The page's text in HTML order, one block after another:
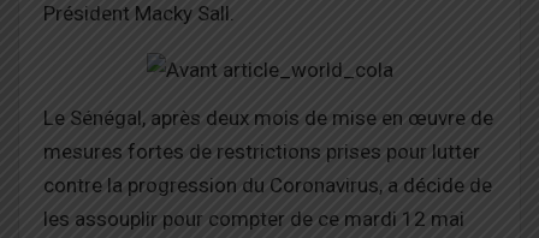
Président Macky Sall.
Le Sénégal, après deux mois de mise en œuvre de
mesures fortes de restrictions prises pour lutter
contre la progression du Coronavirus, a décide de
les assouplir pour compter de ce mardi 12 mai